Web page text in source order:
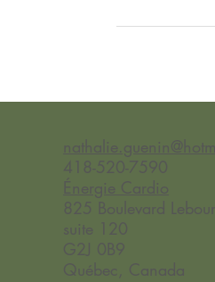
418-520-7590
Énergie Cardio
825 Boulevard
suite 120
G2J 0B9
Québec, Canada